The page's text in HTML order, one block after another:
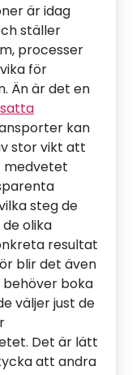
är idag
ställer
processer
för
Än är det en
kan
stor vikt att
medvetet
steg de
olika
resultat
blir det även
boka
väljer just de
Det är lätt
att andra